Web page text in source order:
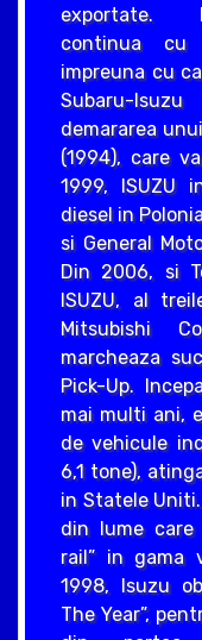
exportate.
continua cu
impreuna cu
Subaru-
demararea
(1994), care
1999, ISUZU
diesel in
si General
Din 2006, si
ISUZU, al
Mitsubishi
marcheaza
Pick-Up.
mai multi ani,
de vehicule
6,1 tone),
in Statele
din lume care
rail” in gama
1998, Isuzu
The Year”,